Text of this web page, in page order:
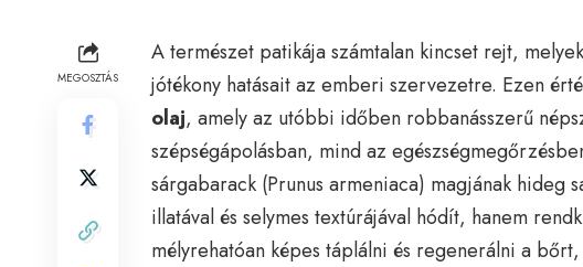
MEGOSZTÁS
A természet patikája számtalan kincset rejt,
jótékony hatásait az emberi szervezetre. Ezen
olaj, amely az utóbbi időben robbanásszerű
szépségápolásban, mind az
sárgabarack (Prunus armeniaca) magjának hideg
illatával és selymes textúrájával hódít, hanem
mélyrehatóan képes táplálni és regenerálni a